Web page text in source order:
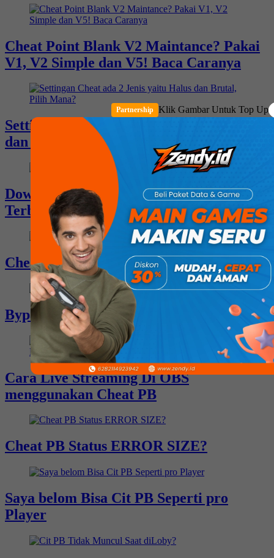
Partnership Klik Gambar Untuk Top Up
Cheat Point Blank V2 Maintance? Pakai
V1, V2 Simple dan V5! Baca Caranya
Settingan Cheat ada 2 Jenis yaitu Halus
dan Brutal, Pilih Mana?
Download Cheat Point Blank Free
Terbaru!
Cheat Point Blank Private VIP
Bypass Cit Point Blank Terbaru
Cara Live Streaming Di OBS
menggunakan Cheat PB
Cheat PB Status ERROR SIZE?
Saya belom Bisa Cit PB Seperti pro
Player